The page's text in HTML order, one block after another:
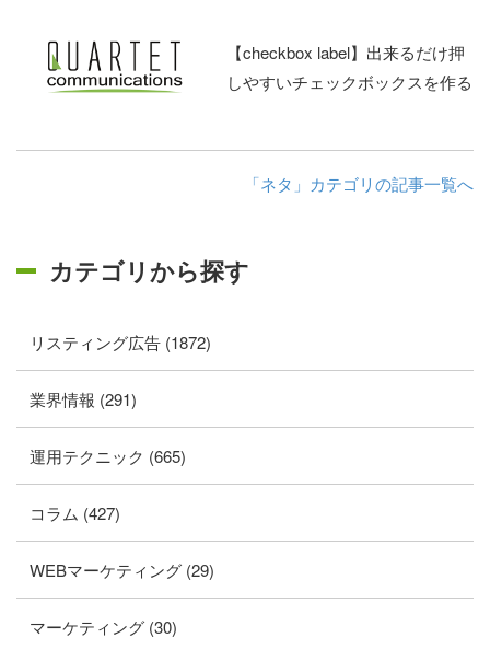
【checkbox label】出来るだけ押
しやすいチェックボックスを作る
「ネタ」カテゴリの記事一覧へ
カテゴリから探す
リスティング広告 (1872)
業界情報 (291)
運用テクニック (665)
コラム (427)
WEBマーケティング (29)
マーケティング (30)